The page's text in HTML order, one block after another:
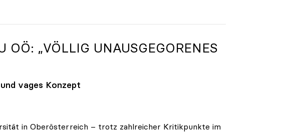
OÖ: „VÖLLIG UNAUSGEGORENES
vages Konzept
in Oberösterreich – trotz zahlreicher Kritikpunkte im